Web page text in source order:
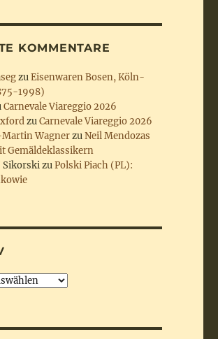
KOMMENTARE
zuEisenwaren Bosen, Köln-
1998)
Carnevale Viareggio 2026
zuCarnevale Viareggio 2026
WagnerzuNeil Mendozas
Gemäldeklassikern
SikorskizuPolski Piach (PL):